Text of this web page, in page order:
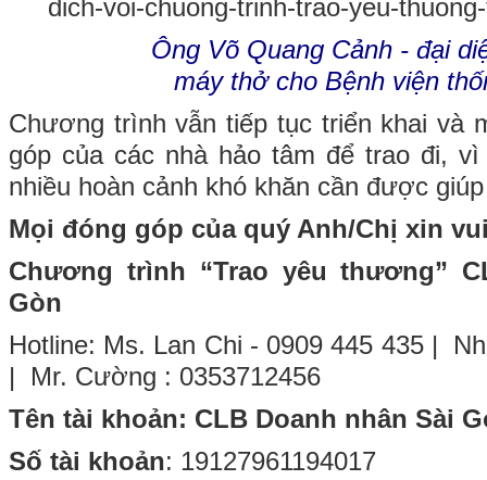
Ông Võ Quang Cảnh - đại diện
máy thở cho Bệnh viện
Chương trình vẫn tiếp tục triển khai và
góp của các nhà hảo tâm để trao đi,
nhiều hoàn cảnh khó khăn cần được
Mọi đóng góp của quý Anh/Chị xin
Chương trình “Trao yêu thương”
Gòn
Hotline: Ms. Lan Chi - 0909 445 435 |
| Mr. Cường : 0353712456
Tên tài khoản: CLB Doanh nhân Sài
Số tài khoản: 19127961194017